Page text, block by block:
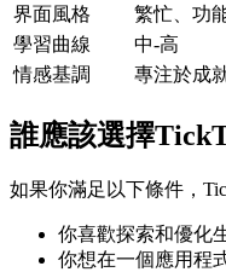
界面風格
繁忙、功
學習曲線
中-高
情感基調
專注於成
誰應該選擇
如果你滿足以下條件，
你喜歡探索和優化
你想在一個應用程